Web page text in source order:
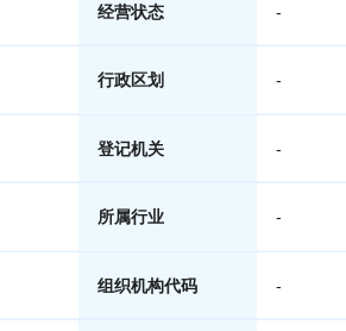
经营状态 -
行政区划 -
登记机关 -
所属行业 -
组织机构代码 -